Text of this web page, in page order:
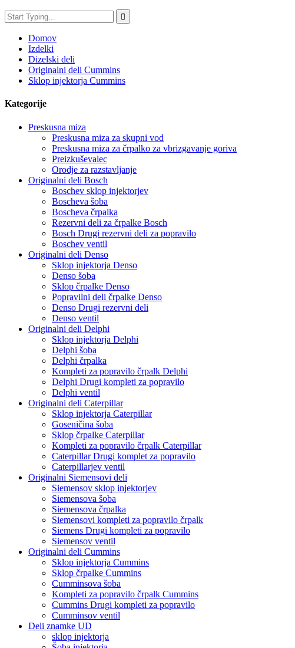
Domov
Izdelki
Dizelski deli
Originalni deli Cummins
Sklop injektorja Cummins
Kategorije
Preskusna miza
Preskusna miza za skupni vod
Preskusna miza za črpalko za vbrizgavanje goriva
Preizkuševalec
Orodje za razstavljanje
Originalni deli Bosch
Boschev sklop injektorjev
Boscheva šoba
Boscheva črpalka
Rezervni deli za črpalke Bosch
Bosch Drugi rezervni deli za popravilo
Boschev ventil
Originalni deli Denso
Sklop injektorja Denso
Denso šoba
Sklop črpalke Denso
Popravilni deli črpalke Denso
Denso Drugi rezervni deli
Denso ventil
Originalni deli Delphi
Sklop injektorja Delphi
Delphi šoba
Delphi črpalka
Kompleti za popravilo črpalk Delphi
Delphi Drugi kompleti za popravilo
Delphi ventil
Originalni deli Caterpillar
Sklop injektorja Caterpillar
Goseničina šoba
Sklop črpalke Caterpillar
Kompleti za popravilo črpalk Caterpillar
Caterpillar Drugi komplet za popravilo
Caterpillarjev ventil
Originalni Siemensovi deli
Siemensov sklop injektorjev
Siemensova šoba
Siemensova črpalka
Siemensovi kompleti za popravilo črpalk
Siemens Drugi kompleti za popravilo
Siemensov ventil
Originalni deli Cummins
Sklop injektorja Cummins
Sklop črpalke Cummins
Cumminsova šoba
Kompleti za popravilo črpalk Cummins
Cummins Drugi kompleti za popravilo
Cumminsov ventil
Deli znamke UD
sklop injektorja